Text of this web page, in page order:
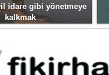
idare gibi yönetmeye
kalkmak